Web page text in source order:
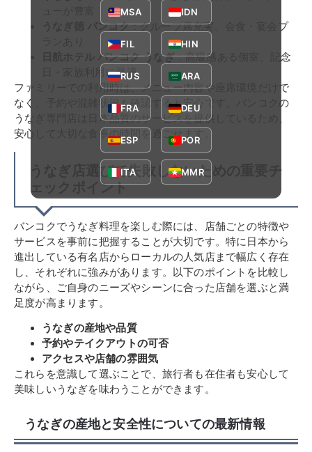
うなぎ徳 バンコク：グループ席充実、会食・宴会プ
日航ホテル バンコク うなぎ：高級感ある個室、記念
日・家族利用に最適
ファミリーでの利用時は、メニュー内容や座席環境だけで
なく、予約や混雑状況も確認すると安心です。バンコクの
うなぎ専門店は日本品質のサービスを提供しているため、
安心して大切な食事の時間を過ごせます。
うなぎ店選びで失敗しないための重要チ
ェックポイント
バンコクでうなぎ料理を楽しむ際には、店舗ごとの特徴や
サービスを事前に把握することが大切です。特に日本から
進出している有名店からローカルの人気店まで幅広く存在
し、それぞれに強みがあります。以下のポイントを比較し
ながら、ご自身のニーズやシーンに合った店舗を選ぶと満
足度が高まります。
うなぎの産地や品質
予約やテイクアウトの可否
アクセスや店舗の雰囲気
これらを意識して選ぶことで、旅行者も在住者も安心して
美味しいうなぎを味わうことができます。
うなぎの産地と安全性についての最新情報
MSA IDN
FIL HIN
RUS ARA
FRA DEU
ESP POR
ITA MMR